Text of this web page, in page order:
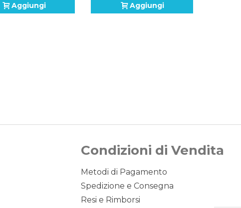
Aggiungi Aggiungi
Condizioni di Vendita
Metodi di Pagamento
Spedizione e Consegna
Resi e Rimborsi